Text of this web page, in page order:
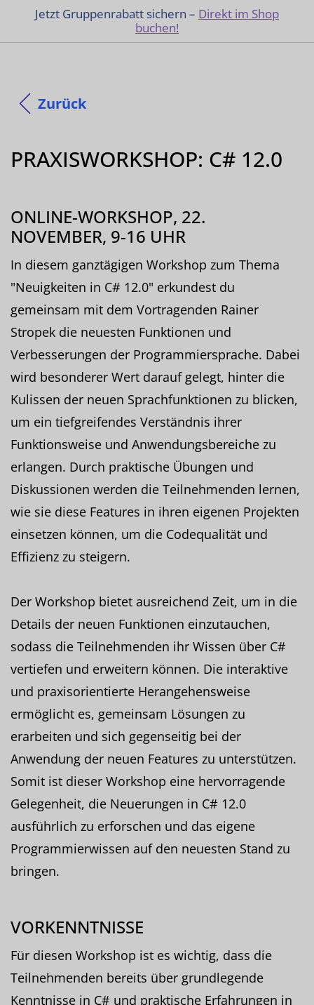
Jetzt Gruppenrabatt sichern – Direkt im Shop
buchen!
Zurück
PRAXISWORKSHOP: C# 12.0
ONLINE-WORKSHOP, 22.
NOVEMBER, 9-16 UHR
In diesem ganztägigen Workshop zum Thema
"Neuigkeiten in C# 12.0" erkundest du
gemeinsam mit dem Vortragenden Rainer
Stropek die neuesten Funktionen und
Verbesserungen der Programmiersprache. Dabei
wird besonderer Wert darauf gelegt, hinter die
Kulissen der neuen Sprachfunktionen zu blicken,
um ein tiefgreifendes Verständnis ihrer
Funktionsweise und Anwendungsbereiche zu
erlangen. Durch praktische Übungen und
Diskussionen werden die Teilnehmenden lernen,
wie sie diese Features in ihren eigenen Projekten
einsetzen können, um die Codequalität und
Effizienz zu steigern.
Der Workshop bietet ausreichend Zeit, um in die
Details der neuen Funktionen einzutauchen,
sodass die Teilnehmenden ihr Wissen über C#
vertiefen und erweitern können. Die interaktive
und praxisorientierte Herangehensweise
ermöglicht es, gemeinsam Lösungen zu
erarbeiten und sich gegenseitig bei der
Anwendung der neuen Features zu unterstützen.
Somit ist dieser Workshop eine hervorragende
Gelegenheit, die Neuerungen in C# 12.0
ausführlich zu erforschen und das eigene
Programmierwissen auf den neuesten Stand zu
bringen.
VORKENNTNISSE
Für diesen Workshop ist es wichtig, dass die
Teilnehmenden bereits über grundlegende
Kenntnisse in C# und praktische Erfahrungen in